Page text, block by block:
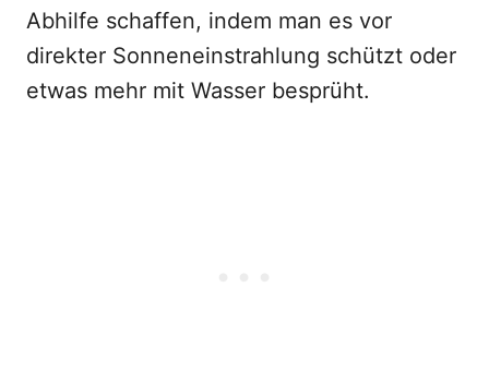
Abhilfe schaffen, indem man es vor
direkter Sonneneinstrahlung schützt oder
etwas mehr mit Wasser besprüht.